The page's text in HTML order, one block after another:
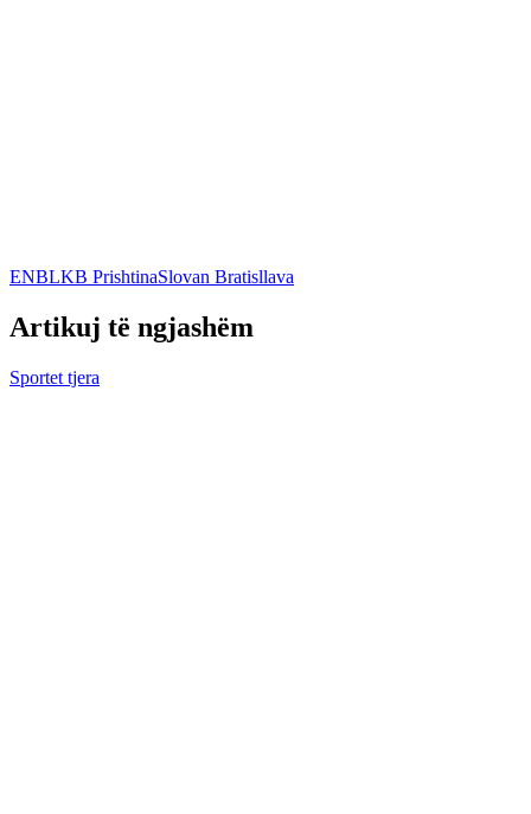
ENBLKB PrishtinaSlovan Bratisllava
Artikuj të ngjashëm
Sportet tjera